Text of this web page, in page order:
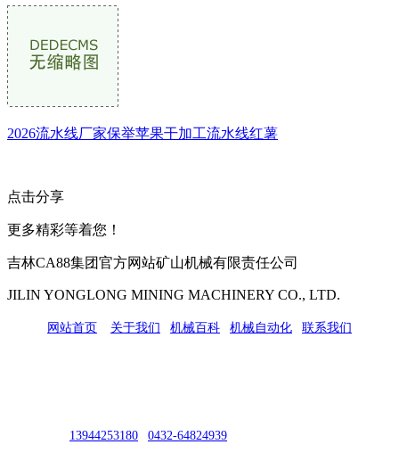
2026流水线厂家保举苹果干加工流水线红薯
点击分享
更多精彩等着您！
吉林CA88集团官方网站矿山机械有限责任公司
JILIN YONGLONG MINING MACHINERY CO., LTD.
网站首页 关于我们 机械百科 机械自动化 联系我们
13944253180 0432-64824939